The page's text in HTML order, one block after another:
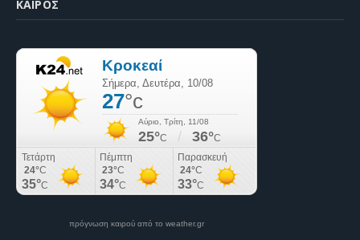
ΚΑΙΡΌΣ
πρόγνωση καιρού από το weather.gr